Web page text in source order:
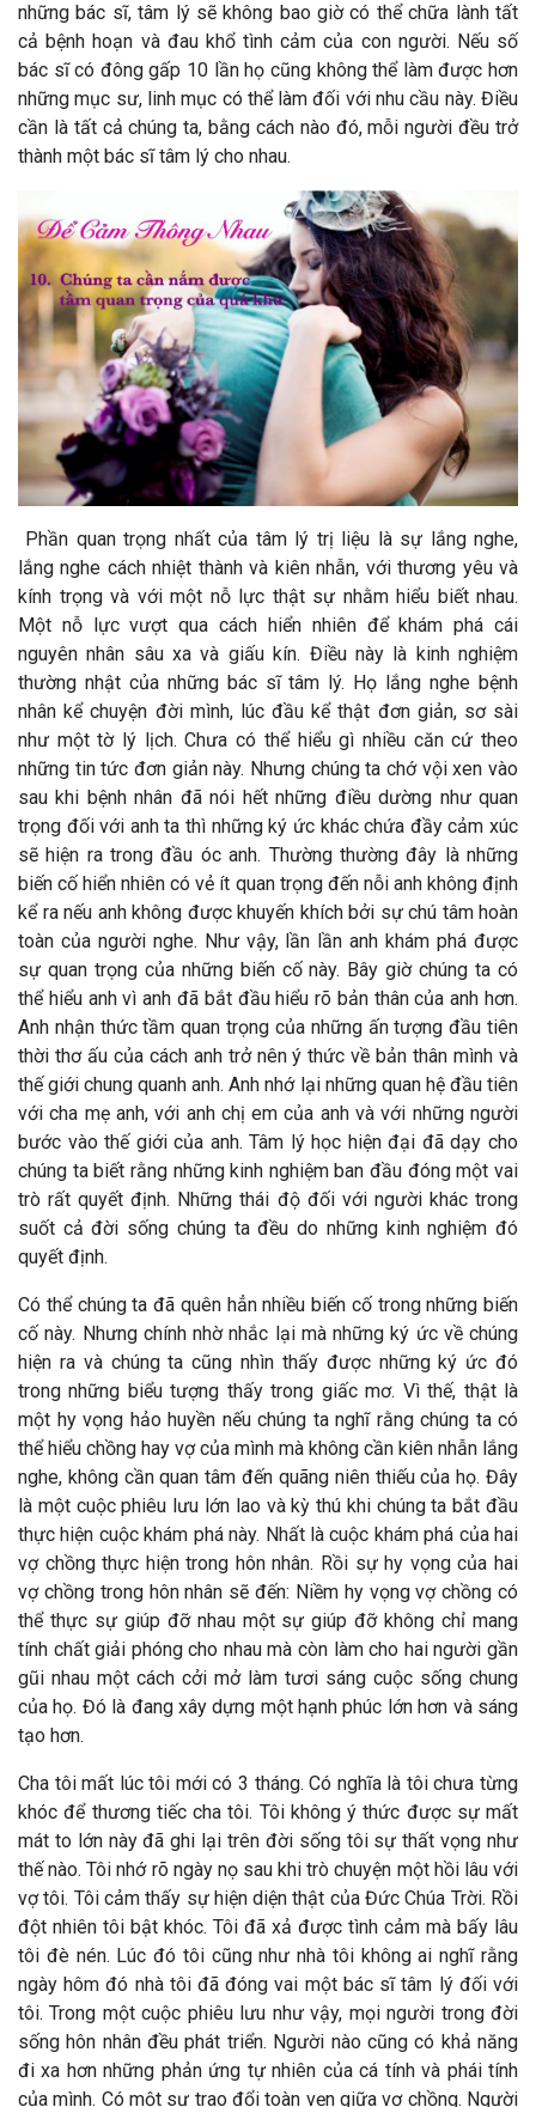
những bác sĩ, tâm lý sẽ không bao giờ có thể chữa lành tất
cả bệnh hoạn và đau khổ tình cảm của con người. Nếu số
bác sĩ có đông gấp 10 lần họ cũng không thể làm được hơn
những mục sư, linh mục có thể làm đối với nhu cầu này. Điều
cần là tất cả chúng ta, bằng cách nào đó, mỗi người đều trở
thành một bác sĩ tâm lý cho nhau.
Phần quan trọng nhất của tâm lý trị liệu là sự lắng nghe,
lắng nghe cách nhiệt thành và kiên nhẫn, với thương yêu và
kính trọng và với một nỗ lực thật sự nhằm hiểu biết nhau.
Một nỗ lực vượt qua cách hiển nhiên để khám phá cái
nguyên nhân sâu xa và giấu kín. Điều này là kinh nghiệm
thường nhật của những bác sĩ tâm lý. Họ lắng nghe bệnh
nhân kể chuyện đời mình, lúc đầu kể thật đơn giản, sơ sài
như một tờ lý lịch. Chưa có thể hiểu gì nhiều căn cứ theo
những tin tức đơn giản này. Nhưng chúng ta chớ vội xen vào
sau khi bệnh nhân đã nói hết những điều dường như quan
trọng đối với anh ta thì những ký ức khác chứa đầy cảm xúc
sẽ hiện ra trong đầu óc anh. Thường thường đây là những
biến cố hiển nhiên có vẻ ít quan trọng đến nỗi anh không định
kể ra nếu anh không được khuyến khích bởi sự chú tâm hoàn
toàn của người nghe. Như vậy, lần lần anh khám phá được
sự quan trọng của những biến cố này. Bây giờ chúng ta có
thể hiểu anh vì anh đã bắt đầu hiểu rõ bản thân của anh hơn.
Anh nhận thức tầm quan trọng của những ấn tượng đầu tiên
thời thơ ấu của cách anh trở nên ý thức về bản thân mình và
thế giới chung quanh anh. Anh nhớ lại những quan hệ đầu tiên
với cha mẹ anh, với anh chị em của anh và với những người
bước vào thế giới của anh. Tâm lý học hiện đại đã dạy cho
chúng ta biết rằng những kinh nghiệm ban đầu đóng một vai
trò rất quyết định. Những thái độ đối với người khác trong
suốt cả đời sống chúng ta đều do những kinh nghiệm đó
quyết định.
Có thể chúng ta đã quên hẳn nhiều biến cố trong những biến
cố này. Nhưng chính nhờ nhắc lại mà những ký ức về chúng
hiện ra và chúng ta cũng nhìn thấy được những ký ức đó
trong những biểu tượng thấy trong giấc mơ. Vì thế, thật là
một hy vọng hảo huyền nếu chúng ta nghĩ rằng chúng ta có
thể hiểu chồng hay vợ của mình mà không cần kiên nhẫn lắng
nghe, không cần quan tâm đến quãng niên thiếu của họ. Đây
là một cuộc phiêu lưu lớn lao và kỳ thú khi chúng ta bắt đầu
thực hiện cuộc khám phá này. Nhất là cuộc khám phá của hai
vợ chồng thực hiện trong hôn nhân. Rồi sự hy vọng của hai
vợ chồng trong hôn nhân sẽ đến: Niềm hy vọng vợ chồng có
thể thực sự giúp đỡ nhau một sự giúp đỡ không chỉ mang
tính chất giải phóng cho nhau mà còn làm cho hai người gần
gũi nhau một cách cởi mở làm tươi sáng cuộc sống chung
của họ. Đó là đang xây dựng một hạnh phúc lớn hơn và sáng
tạo hơn.
Cha tôi mất lúc tôi mới có 3 tháng. Có nghĩa là tôi chưa từng
khóc để thương tiếc cha tôi. Tôi không ý thức được sự mất
mát to lớn này đã ghi lại trên đời sống tôi sự thất vọng như
thế nào. Tôi nhớ rõ ngày nọ sau khi trò chuyện một hồi lâu với
vợ tôi. Tôi cảm thấy sự hiện diện thật của Đức Chúa Trời. Rồi
đột nhiên tôi bật khóc. Tôi đã xả được tình cảm mà bấy lâu
tôi đè nén. Lúc đó tôi cũng như nhà tôi không ai nghĩ rằng
ngày hôm đó nhà tôi đã đóng vai một bác sĩ tâm lý đối với
tôi. Trong một cuộc phiêu lưu như vậy, mọi người trong đời
sống hôn nhân đều phát triển. Người nào cũng có khả năng
đi xa hơn những phản ứng tự nhiên của cá tính và phái tính
của mình. Có một sự trao đổi toàn vẹn giữa vợ chồng. Người